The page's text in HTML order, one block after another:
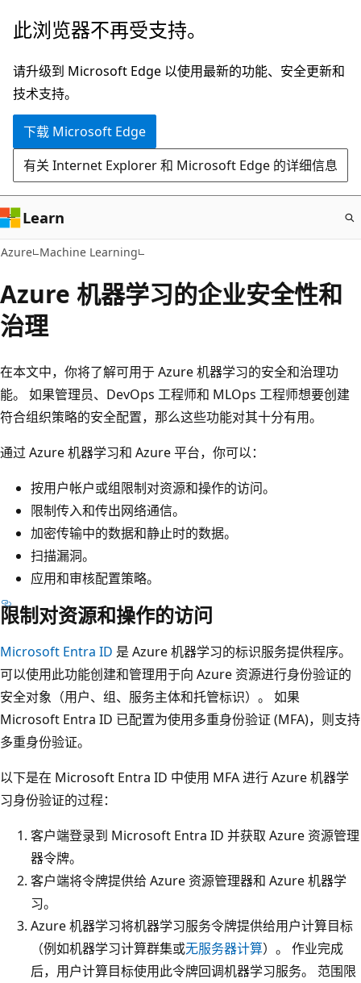
跳
主
要
内
此浏览器不再受支持。
请升级到 Microsoft Edge 以使用最新的功能、安全更新和
技术支持。
下载 Microsoft Edge
有关 Internet Explorer 和 Microsoft Edge 的详细信息
Learn
Azure Machine Learning
Azure 机器学习的企业安全性和
治理
在本文中，你将了解可用于 Azure 机器学习的安全和治理功
能。 如果管理员、DevOps 工程师和 MLOps 工程师想要创建
符合组织策略的安全配置，那么这些功能对其十分有用。
通过 Azure 机器学习和 Azure 平台，你可以：
按用户帐户或组限制对资源和操作的访问。
限制传入和传出网络通信。
加密传输中的数据和静止时的数据。
扫描漏洞。
应用和审核配置策略。
限制对资源和操作的访问
Microsoft Entra ID 是 Azure 机器学习的标识服务提供程序。
可以使用此功能创建和管理用于向 Azure 资源进行身份验证的
安全对象（用户、组、服务主体和托管标识）。 如果
Microsoft Entra ID 已配置为使用多重身份验证 (MFA)，则支持
多重身份验证。
以下是在 Microsoft Entra ID 中使用 MFA 进行 Azure 机器学
习身份验证的过程：
客户端登录到 Microsoft Entra ID 并获取 Azure 资源管理
器令牌。
客户端将令牌提供给 Azure 资源管理器和 Azure 机器学
习。
Azure 机器学习将机器学习服务令牌提供给用户计算目标
（例如机器学习计算群集或无服务器计算）。 作业完成
后，用户计算目标使用此令牌回调机器学习服务。 范围限